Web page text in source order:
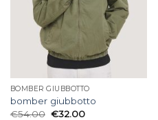
BOMBER GIUBBOTTO
bomber giubbotto
€54.00 €32.00